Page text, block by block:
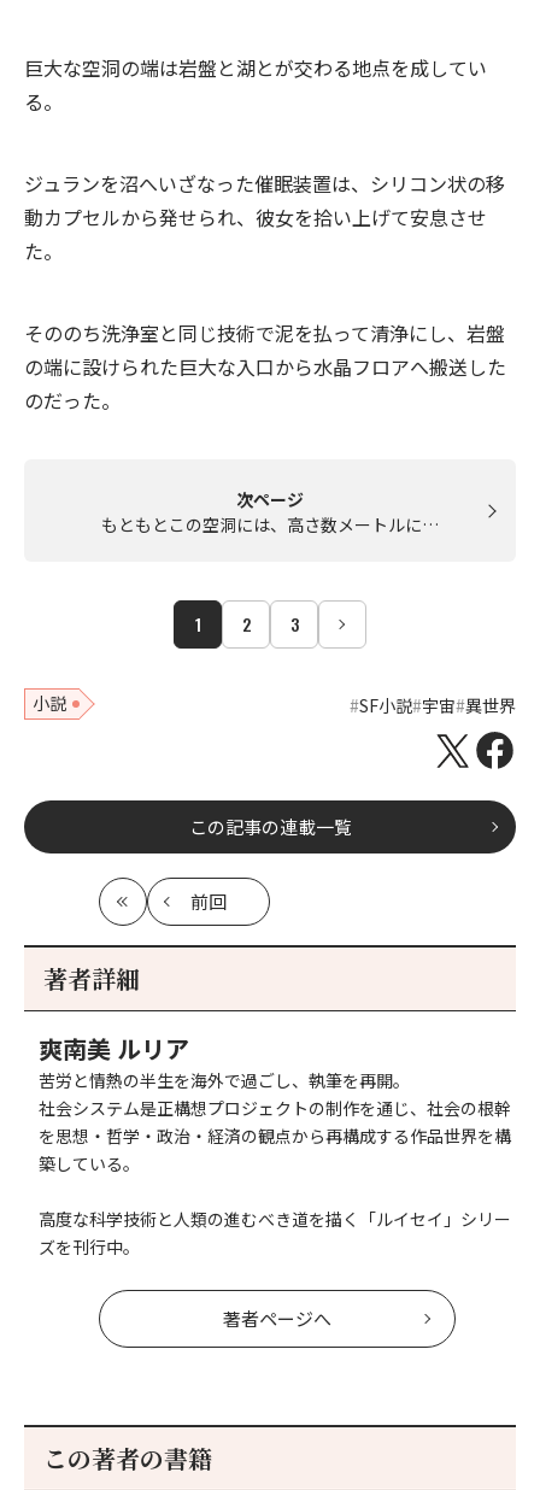
巨大な空洞の端は岩盤と湖とが交わる地点を成してい
る。
ジュランを沼へいざなった催眠装置は、シリコン状の移
動カプセルから発せられ、彼女を拾い上げて安息させ
た。
そののち洗浄室と同じ技術で泥を払って清浄にし、岩盤
の端に設けられた巨大な入口から水晶フロアへ搬送した
のだった。
次ページ
もともとこの空洞には、高さ数メートルに…
1 2 3
小説 SF小説 宇宙 異世界
この記事の連載一覧
最
初
前回
記
著者詳細
爽南美 ルリア
苦労と情熱の半生を海外で過ごし、執筆を再開。
社会システム是正構想プロジェクトの制作を通じ、社会の根幹
を思想・哲学・政治・経済の観点から再構成する作品世界を構
築している。
高度な科学技術と人類の進むべき道を描く「ルイセイ」シリー
ズを刊行中。
著者ページへ
この著者の書籍